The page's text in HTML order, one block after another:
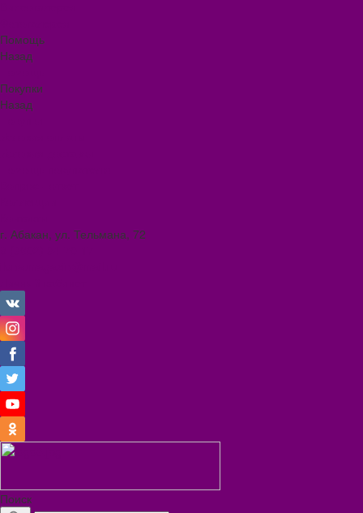
Помощь
Назад
Покупки
Назад
г. Абакан, ул. Тельмана, 72
Поиск